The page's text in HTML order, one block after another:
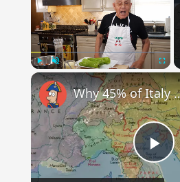
Play Unmute
Why 45% of